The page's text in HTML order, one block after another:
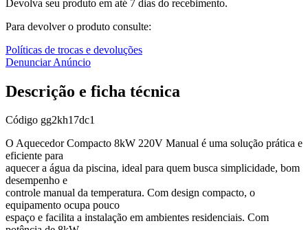
Devolva seu produto em até 7 dias do recebimento.
Para devolver o produto consulte:
Políticas de trocas e devoluções
Denunciar Anúncio
Descrição e ficha técnica
Código gg2kh17dc1
O Aquecedor Compacto 8kW 220V Manual é uma solução prática e
eficiente para
aquecer a água da piscina, ideal para quem busca simplicidade, bom
desempenho e
controle manual da temperatura. Com design compacto, o
equipamento ocupa pouco
espaço e facilita a instalação em ambientes residenciais. Com